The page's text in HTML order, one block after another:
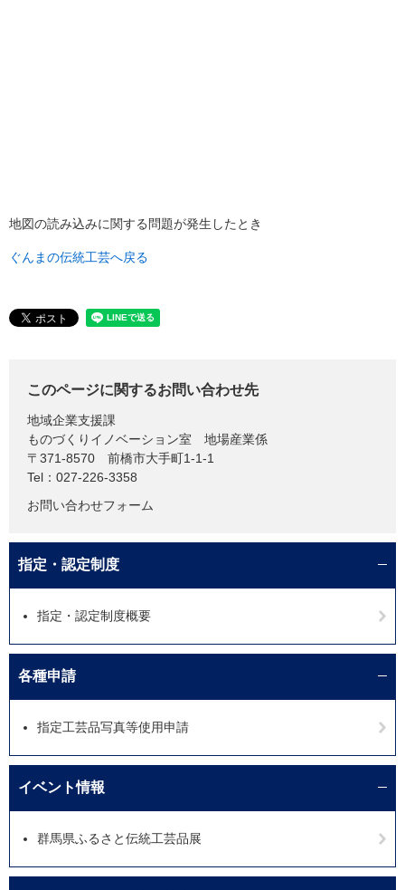
地図の読み込みに関する問題が発生したとき
ぐんまの伝統工芸へ戻る
このページに関するお問い合わせ先
地域企業支援課
ものづくりイノベーション室 地場産業係
〒371-8570
前橋市大手町1-1-1
Tel：027-226-3358
お問い合わせフォーム
指定・認定制度
指定・認定制度概要
各種申請
指定工芸品写真等使用申請
イベント情報
群馬県ふるさと伝統工芸品展